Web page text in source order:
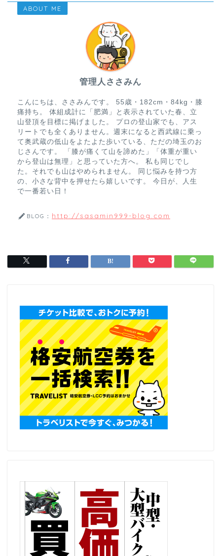
ABOUT ME
管理人ささみん
こんにちは、ささみんです。 55歳・182cm・84kg・膝
痛持ち。 体組成計に「肥満」と表示されていた春、立
山登頂を目標に掲げました。 プロの登山家でも、アス
リートでも全くありません。週末になると西武線に乗っ
て奥武蔵の低山をよたよた歩いている、ただの埼玉のお
じさんです。 「膝が痛くて山を諦めた」「体重が重い
から登山は無理」と思っていた方へ。 私も同じでし
た。それでも山はやめられません。 同じ悩みを持つ方
の、小さな背中を押せたら嬉しいです。 今日が、人生
で一番若い日！
BLOG： http://sasamin999-blog.com